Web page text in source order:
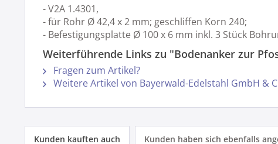
- V2A 1.4301,
- für Rohr Ø 42,4 x 2 mm; geschliffen Korn 240;
- Befestigungsplatte Ø 100 x 6 mm inkl. 3 Stück
Weiterführende Links zu "Bodenanker zur
Fragen zum Artikel?
Weitere Artikel von Bayerwald-Edelstahl GmbH &
Kunden kauften auch Kunden haben sich ebenfalls